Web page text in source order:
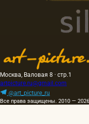
Москва, Валовая 8 · стр.1
artpicture.ru@gmail.com
@art_picture_ru
Все права защищены. 2010 —